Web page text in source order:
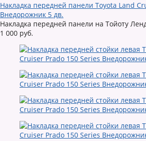
Накладка передней панели Toyota Land
Внедорожник 5 дв.
Накладка передней панели на Тойоту
1 000 руб.